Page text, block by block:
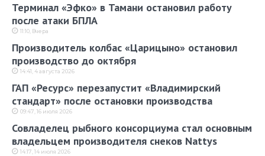
Терминал «Эфко» в Тамани остановил работу
после атаки БПЛА
11:10, Вчера
Производитель колбас «Царицыно» остановил
производство до октября
14:41, 4 августа 2026
ГАП «Ресурс» перезапустит «Владимирский
стандарт» после остановки производства
09:47, 16 июля 2026
Совладелец рыбного консорциума стал основным
владельцем производителя снеков Nattys
14:17, 14 июля 2026